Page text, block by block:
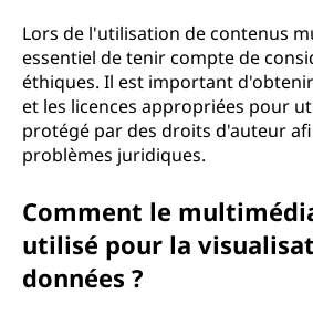
Lors de l'utilisation de contenus
essentiel de tenir compte de
éthiques. Il est important
et les licences appropriées pour
protégé par des droits d'auteur
problèmes juridiques.
Comment le
utilisé pour la
données ?